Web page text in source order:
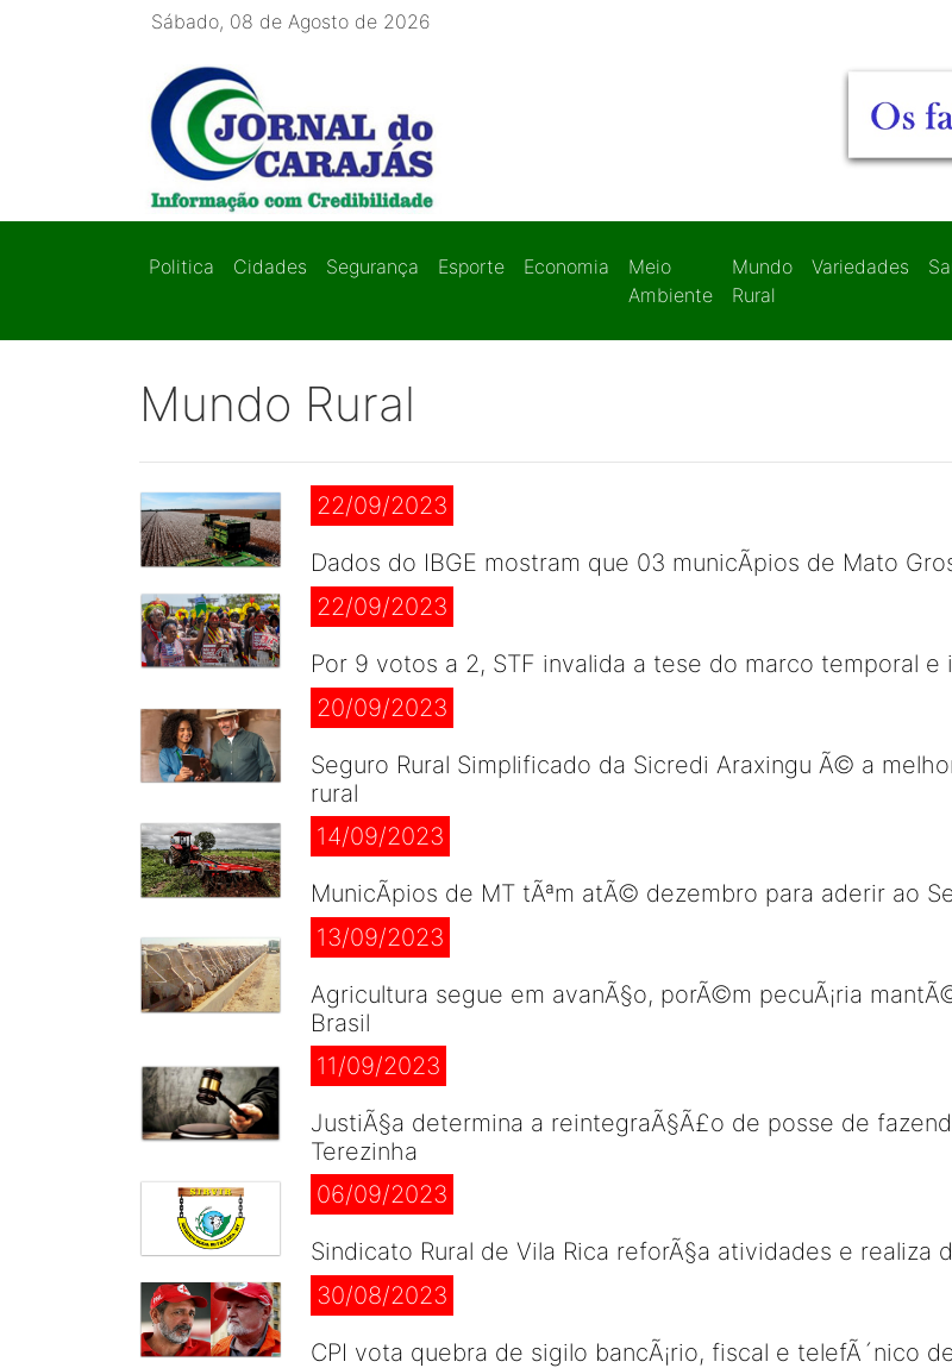
Sábado, 08 de Agosto de 2026
Politica Cidades Segurança Esporte Economia
Meio
Ambiente
Mundo
Rural
Variedades
Mundo Rural
22/09/2023
Dados do IBGE mostram que 03 municÃ­pios de Mato
22/09/2023
Por 9 votos a 2, STF invalida a tese do marco temporal
20/09/2023
Seguro Rural Simplificado da Sicredi Araxingu Ã© a
rural
14/09/2023
MunicÃ­pios de MT tÃªm atÃ© dezembro para aderir ao
13/09/2023
Agricultura segue em avanÃ§o, porÃ©m pecuÃ¡ria
Brasil
11/09/2023
JustiÃ§a determina a reintegraÃ§Ã£o de posse de
Terezinha
06/09/2023
Sindicato Rural de Vila Rica reforÃ§a atividades e
30/08/2023
CPI vota quebra de sigilo bancÃ¡rio, fiscal e telefÃ´nico